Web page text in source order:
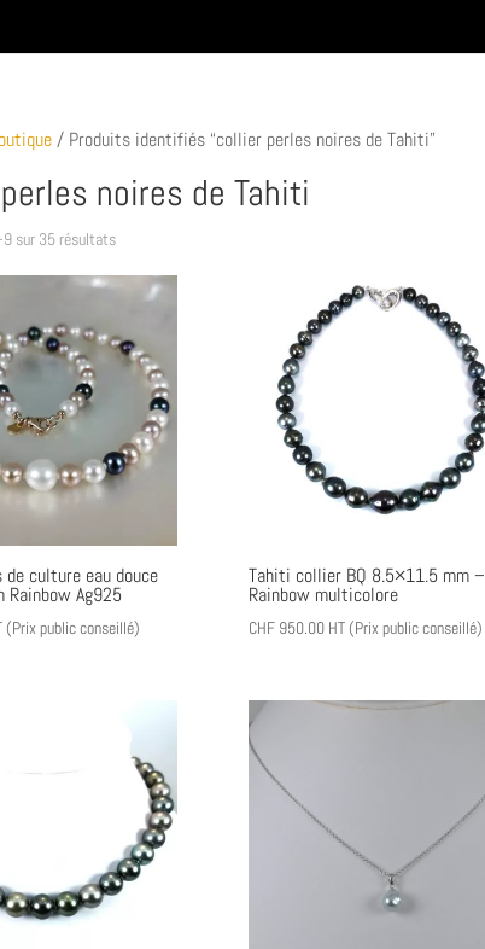
/ Produits identifiés “collier perles noires de Tahiti”
noires de Tahiti
sur 35 résultats
de culture eau douce
Rainbow Ag925
(Prix public conseillé)
Tahiti collier BQ 8.5×11.5 mm –
Rainbow multicolore
CHF950.00 HT (Prix public conseillé)